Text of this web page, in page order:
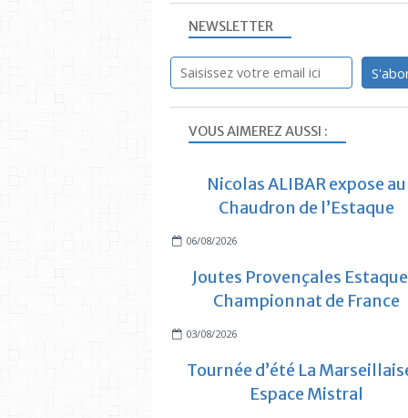
NEWSLETTER
VOUS AIMEREZ AUSSI :
Nicolas ALIBAR expose au
Chaudron de l’Estaque
06/08/2026
Joutes Provençales
Championnat de France
03/08/2026
Tournée d’été La
Espace Mistral